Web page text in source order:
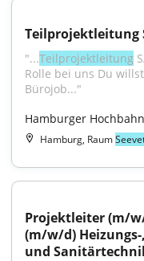
Teilprojektleitung
"...Teilprojektleitung
Rolle bei uns Du
Bürojob..."
Hamburger
Hamburg, Raum
Projektleiter (m/
(m/w/d)
und